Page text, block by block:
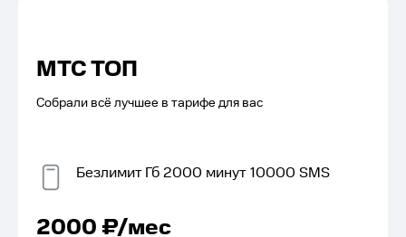
МТС ТОП
Собрали всё лучшее в тарифе для вас
БезлимитГб2000 минут10000 SMS
2000₽/мес